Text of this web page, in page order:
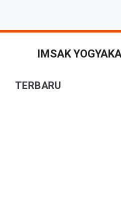
isi
IMSAK
TERBARU